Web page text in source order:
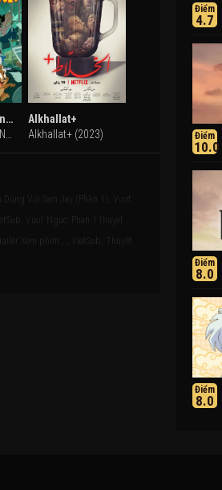
Tom and Jerry in New York (Phần 2)
Alkhallat+
Alkhallat+ (2023)
Với Sam Jay (Phần 1), Vượt
Vuot Nguc: Phan 1 thuyet
Xem phim , , VietSub, Thuyết
Điểm
4.7
Điểm
10.0
Điểm
8.0
Điểm
8.0